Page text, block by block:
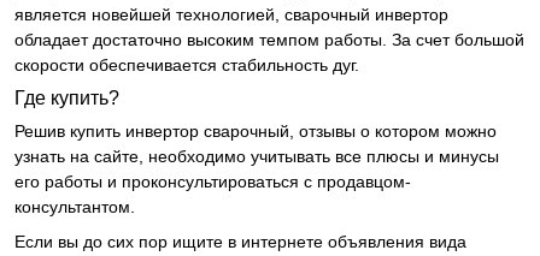
является новейшей технологией, сварочный инвертор
обладает достаточно высоким темпом работы. За счет большой
скорости обеспечивается стабильность дуг.
Где купить?
Решив купить инвертор сварочный, отзывы о котором можно
узнать на сайте, необходимо учитывать все плюсы и минусы
его работы и проконсультироваться с продавцом-
консультантом.
Если вы до сих пор ищите в интернете объявления вида